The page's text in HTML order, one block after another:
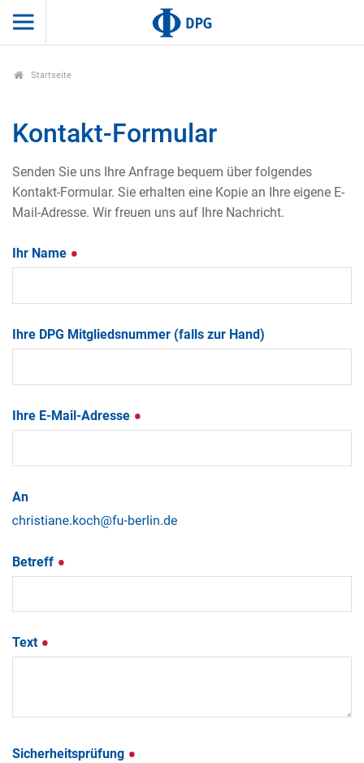
Startseite
Kontakt-Formular
Senden Sie uns Ihre Anfrage bequem über folgendes
Kontakt-Formular. Sie erhalten eine Kopie an Ihre eigene E-
Mail-Adresse. Wir freuen uns auf Ihre Nachricht.
Ihr Name
Ihre DPG Mitgliedsnummer (falls zur Hand)
Ihre E-Mail-Adresse
An
Betreff
Text
Sicherheitsprüfung